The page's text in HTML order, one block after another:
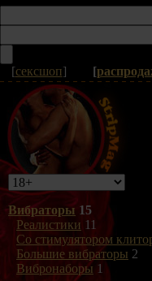
[сексшоп] [
Вибраторы 15
Реалистики 11
Со стимулятором
Большие вибраторы 2
Вибронаборы 1